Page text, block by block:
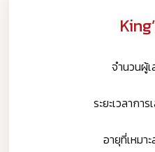
จำนวนผู้
ระยะเวลากา
อายุที่เหมา